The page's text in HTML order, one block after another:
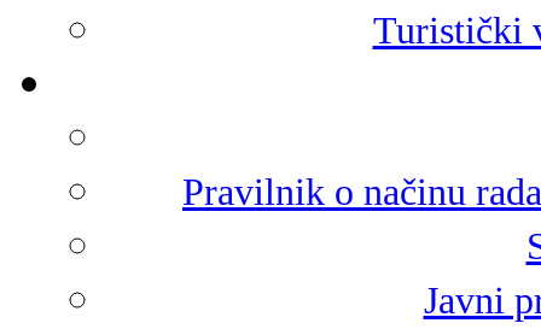
Turistički
Pravilnik o načinu
Javni